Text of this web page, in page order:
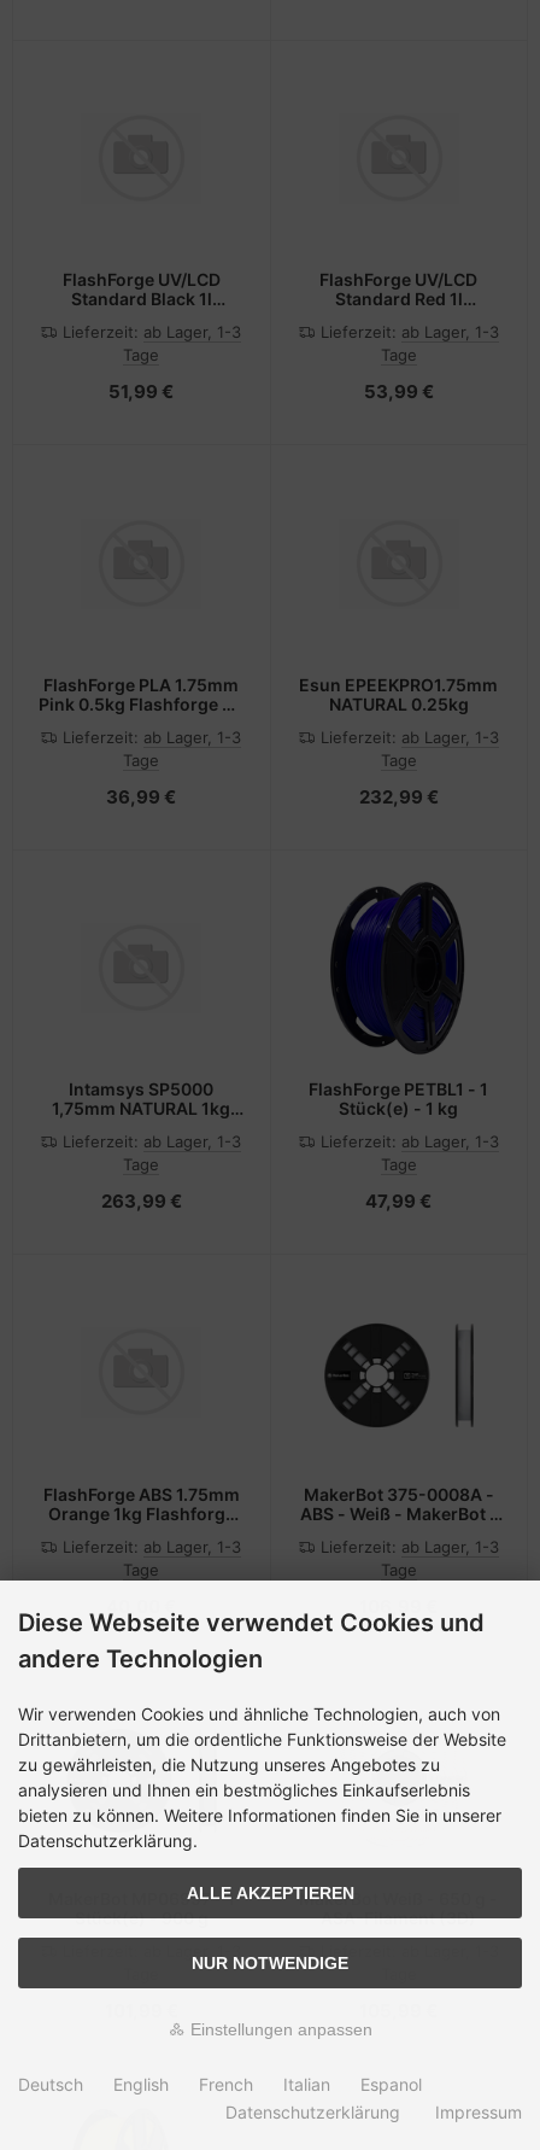
FlashForge UV/LCD
Standard Black 1l
405nm
Lieferzeit: ab Lager, 1-3
Tage
51,99 €
FlashForge UV/LCD
Standard Red 1l
405nm
Lieferzeit: ab Lager, 1-3
Tage
53,99 €
FlashForge PLA 1.75mm
Pink 0.5kg Flashforge 3D
Lieferzeit: ab Lager, 1-3
Tage
36,99 €
Esun EPEEKPRO1.75mm
NATURAL 0.25kg
Lieferzeit: ab Lager, 1-3
Tage
232,99 €
Intamsys SP5000
1,75mm NATURAL 1kg
FILAMENT
Lieferzeit: ab Lager, 1-3
Tage
263,99 €
FlashForge PETBL1 - 1
Stück(e) - 1 kg
Lieferzeit: ab Lager, 1-3
Tage
47,99 €
FlashForge ABS 1.75mm
Orange 1kg Flashforge
Lieferzeit: ab Lager, 1-3
Tage
MakerBot 375-0008A -
ABS - Weiß - MakerBot -
160 °C - 150 °C
Lieferzeit: ab Lager, 1-3
Tage
MakerBot MP06997 - 1
Stück(e) - 900 g
MakerBot Weiß - 650 g -
ASA-Filament (3D)
Diese Webseite verwendet Cookies und
andere Technologien
Wir verwenden Cookies und ähnliche Technologien, auch von
Drittanbietern, um die ordentliche Funktionsweise der Website
zu gewährleisten, die Nutzung unseres Angebotes zu
analysieren und Ihnen ein bestmögliches Einkaufserlebnis
bieten zu können. Weitere Informationen finden Sie in unserer
Datenschutzerklärung.
ALLE AKZEPTIEREN
NUR NOTWENDIGE
Einstellungen anpassen
Deutsch English French Italian
Espanol
Datenschutzerklärung
Impressum